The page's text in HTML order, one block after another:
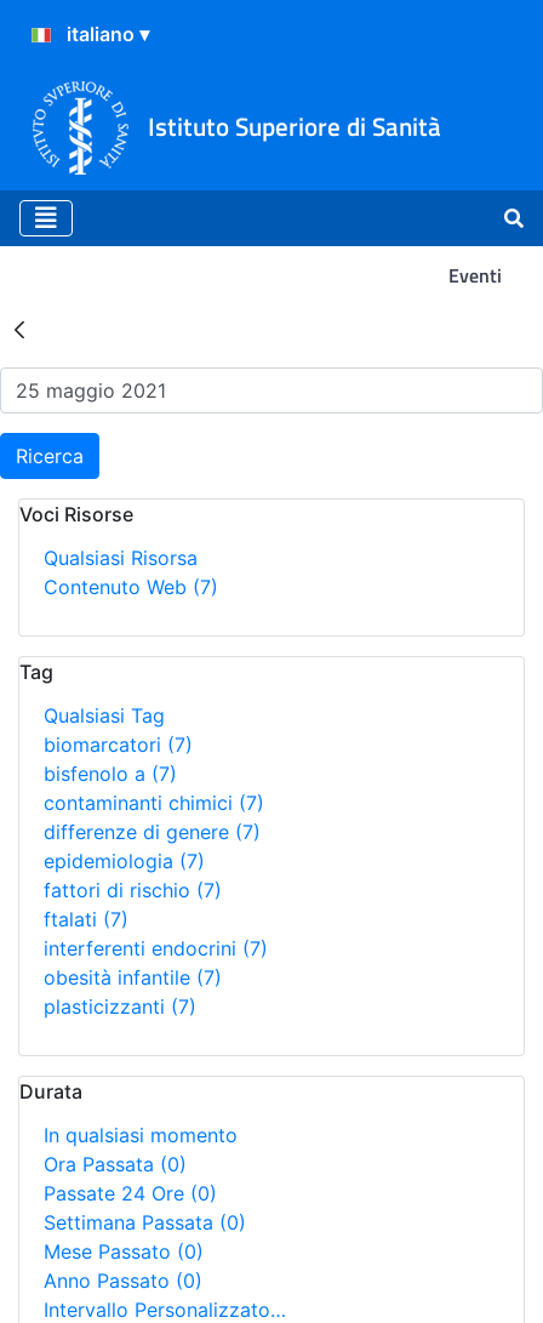
Istituto Superiore di Sanità
Eventi
Risultati della Ricerca -
Ricerca
Voci Risorse
Qualsiasi Risorsa
Contenuto Web (7)
Tag
Qualsiasi Tag
biomarcatori (7)
bisfenolo a (7)
contaminanti chimici (7)
differenze di genere (7)
epidemiologia (7)
fattori di rischio (7)
ftalati (7)
interferenti endocrini (7)
obesità infantile (7)
plasticizzanti (7)
Durata
In qualsiasi momento
Ora Passata (0)
Passate 24 Ore (0)
Settimana Passata (0)
Mese Passato (0)
Anno Passato (0)
Intervallo Personalizzato…